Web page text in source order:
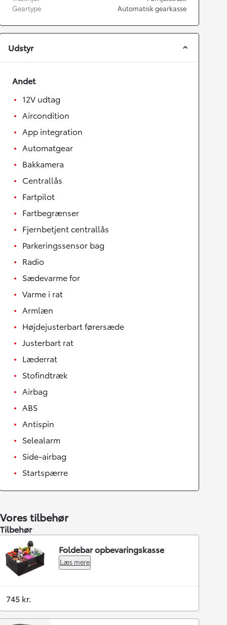
Geartype
Automatisk gearkasse
Udstyr
Andet
12V udtag
Aircondition
App integration
Automatgear
Bakkamera
Centrallås
Fartpilot
Fartbegrænser
Fjernbetjent centrallås
Parkeringssensor bag
Radio
Sædevarme for
Varme i rat
Armlæn
Højdejusterbart førersæde
Justerbart rat
Læderrat
Stofindtræk
Airbag
ABS
Antispin
Selealarm
Side-airbag
Startspærre
Vores tilbehør
Tilbehør
Foldebar opbevaringskasse
Læs mere
745 kr.